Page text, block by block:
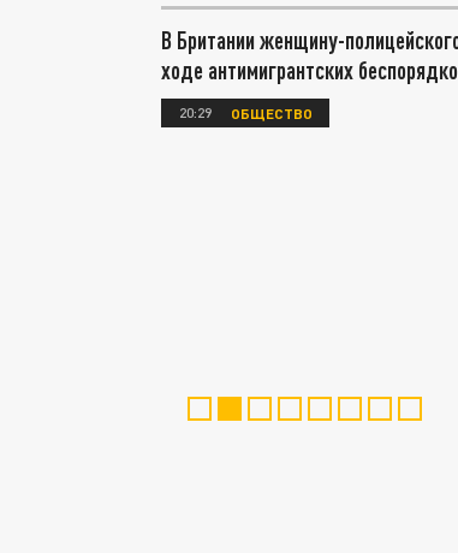
В Британии женщину-
ходе антимигрантских
20:29 ОБЩЕСТВО